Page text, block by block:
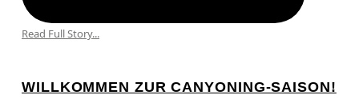
Read Full Story...
WILLKOMMEN ZUR CANYONING-SAISON!